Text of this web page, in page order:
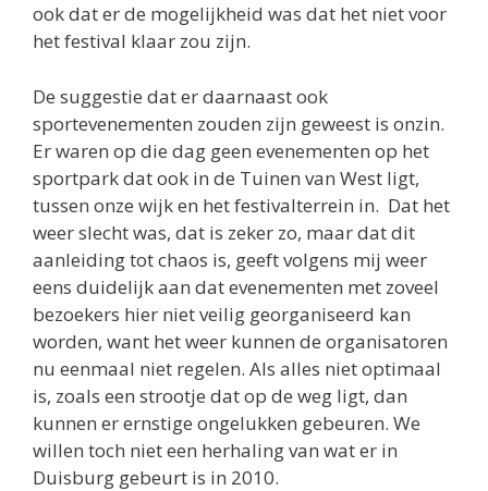
ook dat er de mogelijkheid was dat het niet voor
het festival klaar zou zijn.
De suggestie dat er daarnaast ook
sportevenementen zouden zijn geweest is onzin.
Er waren op die dag geen evenementen op het
sportpark dat ook in de Tuinen van West ligt,
tussen onze wijk en het festivalterrein in. Dat het
weer slecht was, dat is zeker zo, maar dat dit
aanleiding tot chaos is, geeft volgens mij weer
eens duidelijk aan dat evenementen met zoveel
bezoekers hier niet veilig georganiseerd kan
worden, want het weer kunnen de organisatoren
nu eenmaal niet regelen. Als alles niet optimaal
is, zoals een strootje dat op de weg ligt, dan
kunnen er ernstige ongelukken gebeuren. We
willen toch niet een herhaling van wat er in
Duisburg gebeurt is in 2010.